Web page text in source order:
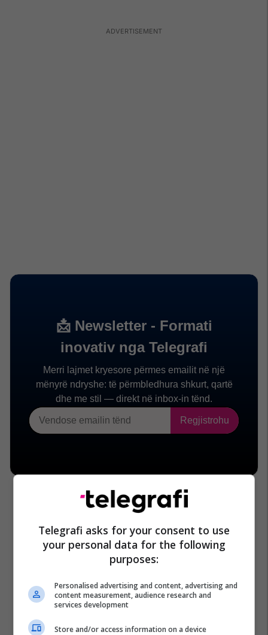
Telegrafi asks for your consent to use
your personal data for the following
purposes:
Personalised advertising and content, advertising and
content measurement, audience research and
services development
Store and/or access information on a device